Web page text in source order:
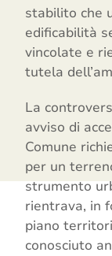
stabilito che
edificabilità
vincolate e
tutela
La
avviso di
Comune
per un
strumento
rientrava, in
piano
conosciuto